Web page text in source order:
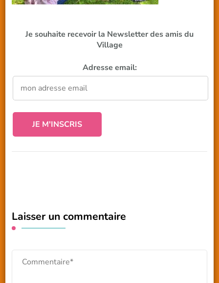
Je souhaite recevoir la Newsletter des amis du
Village
Adresse email:
Laisser un commentaire